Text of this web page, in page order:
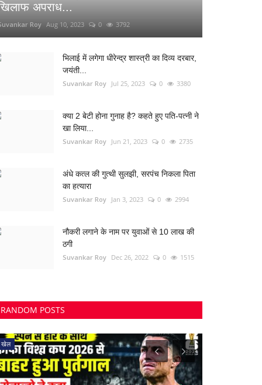
अपराध...
Roy Aug 10, 2023 0 3792
भिलाई में लगेगा धीरेन्द्र शास्त्री का दिव्य दरबार,
जयंती...
Suvankar Roy Jul 25, 2023 0 3380
क्या 2 बेटी होना गुनाह है? कहते हुए पति-पत्नी ने
खा लिया...
Suvankar Roy Jun 21, 2023 0 2735
अंधे कत्ल की गुत्थी सुलझी, सरपंच निकला पिता
का हत्यारा
Suvankar Roy Jan 3, 2023 0 2994
नौकरी लगाने के नाम पर युवाओं से 10 लाख की
ठगी
Suvankar Roy Dec 26, 2022 0 1515
RANDOM POSTS
खेल